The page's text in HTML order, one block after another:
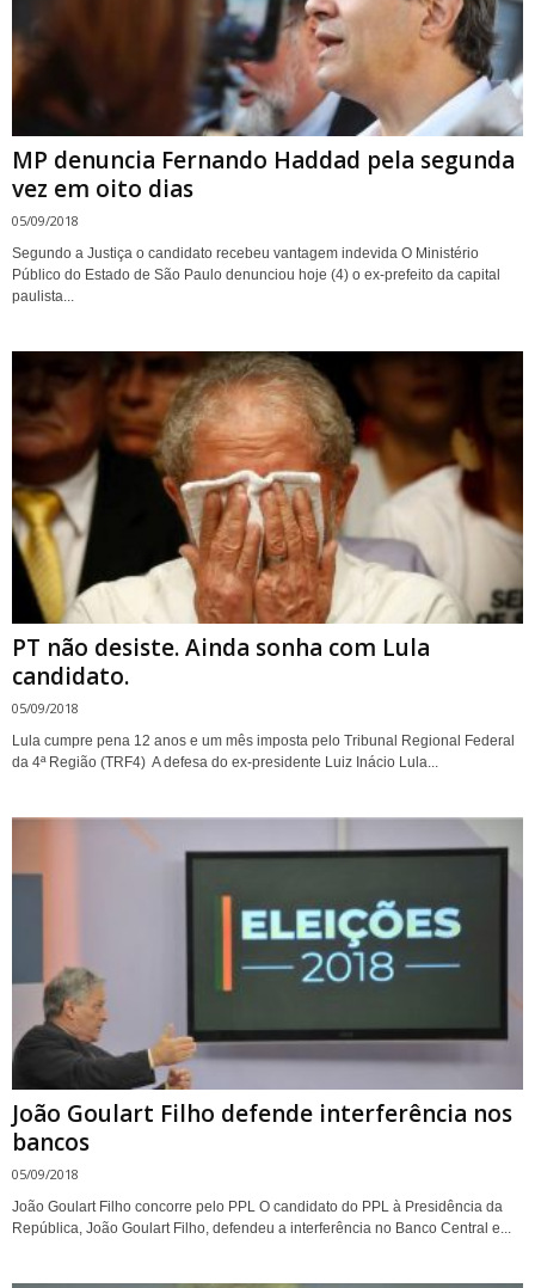
MP denuncia Fernando Haddad pela segunda
vez em oito dias
05/09/2018
Segundo a Justiça o candidato recebeu vantagem indevida O Ministério
Público do Estado de São Paulo denunciou hoje (4) o ex-prefeito da capital
paulista...
PT não desiste. Ainda sonha com Lula
candidato.
05/09/2018
Lula cumpre pena 12 anos e um mês imposta pelo Tribunal Regional Federal
da 4ª Região (TRF4) A defesa do ex-presidente Luiz Inácio Lula...
João Goulart Filho defende interferência nos
bancos
05/09/2018
João Goulart Filho concorre pelo PPL O candidato do PPL à Presidência da
República, João Goulart Filho, defendeu a interferência no Banco Central e...